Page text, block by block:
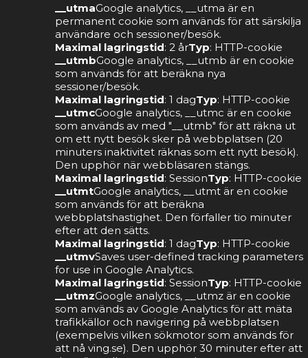
__utmaGoogle analytics, __utma är en
permanent cookie som används för att särskilja
användare och sessioner/besök.
Maximal lagringstid: 2 årTyp: HTTP-cookie
__utmbGoogle analytics, __utmb är en cookie
som används för att beräkna nya
sessioner/besök.
Maximal lagringstid: 1 dagTyp: HTTP-cookie
__utmcGoogle analytics, __utmc är en cookie
som används av med "__utmb" för att räkna ut
om ett nytt besök sker på webbplatsen (20
minuters inaktivitet räknas som ett nytt besök).
Den upphör när webbläsaren stängs.
Maximal lagringstid: SessionTyp: HTTP-cookie
__utmtGoogle analytics, __utmt är en cookie
som används för att beräkna
webbplatshastighet. Den förfaller tio minuter
efter att den sätts.
Maximal lagringstid: 1 dagTyp: HTTP-cookie
__utmvSaves user-defined tracking parameters
for use in Google Analytics.
Maximal lagringstid: SessionTyp: HTTP-cookie
__utmzGoogle analytics, __utmz är en cookie
som används av Google Analytics för att mäta
trafikkällor och navigering på webbplatsen
(exempelvis vilken sökmotor som används för
att nå ving.se). Den upphör 30 minuter efter att